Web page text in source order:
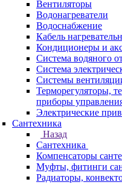
Вентиляторы
Водонагреватели
Водоснабжение
Кабель
Кондиционеры и
Система водяного
Система
Системы
Терморегуляторы,
приборы
Электрические
Сантехника
Назад
Сантехника
Компенсаторы
Муфты, фитинги
Радиаторы,